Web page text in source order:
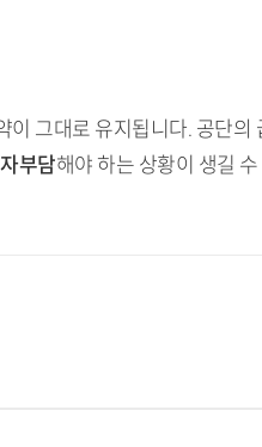
그대로 유지됩니다. 공단의
부담해야 하는 상황이 생길